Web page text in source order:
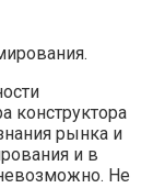
конструктора
рынка и
и в
Не